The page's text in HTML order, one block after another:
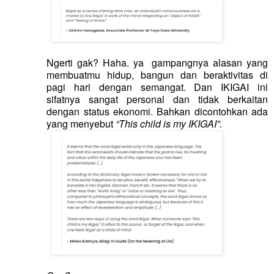
Ngerti gak? Haha. ya gampangnya alasan yang
membuatmu hidup, bangun dan beraktivitas di
pagi hari dengan semangat. Dan IKIGAI ini
sifatnya sangat personal dan tidak berkaitan
dengan status ekonomi. Bahkan dicontohkan ada
yang menyebut “This child is my IKIGAI”.